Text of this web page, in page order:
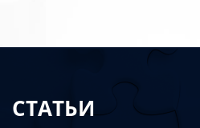
СТАТЬИ